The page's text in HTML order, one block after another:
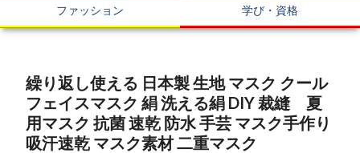
ファッション 学び・資格
繰り返し使える 日本製 生地 マスク クール
フェイスマスク 絹 洗える絹 DIY 裁縫 夏
用マスク 抗菌 速乾 防水 手芸 マスク手作り
吸汗速乾 マスク素材 二重マスク